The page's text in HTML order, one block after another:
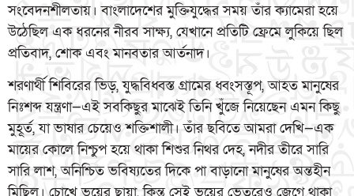
সংবেদনশীলতায়। বাংলাদেশের মুক্তিযুদ্ধের সময় তাঁর ক্যামেরা হয়ে
উঠেছিল এক ধরনের নীরব সাক্ষ্য, যেখানে প্রতিটি ফ্রেমে লুকিয়ে ছিল
প্রতিবাদ, শোক এবং মানবতার আর্তনাদ।
শরণার্থী শিবিরের ভিড়, যুদ্ধবিধ্বস্ত গ্রামের ধ্বংসস্তূপ, আহত মানুষের
নিঃশব্দ যন্ত্রণা—এই সবকিছুর মাঝেই তিনি খুঁজে নিয়েছেন এমন কিছু
মুহূর্ত, যা ভাষার চেয়েও শক্তিশালী। তাঁর ছবিতে আমরা দেখি—এক
মায়ের কোলে নিশ্চুপ হয়ে থাকা শিশুর নিথর দেহ, নদীর তীরে সারি
সারি লাশ, অনিশ্চিত ভবিষ্যতের দিকে পা বাড়ানো মানুষের অন্তহীন